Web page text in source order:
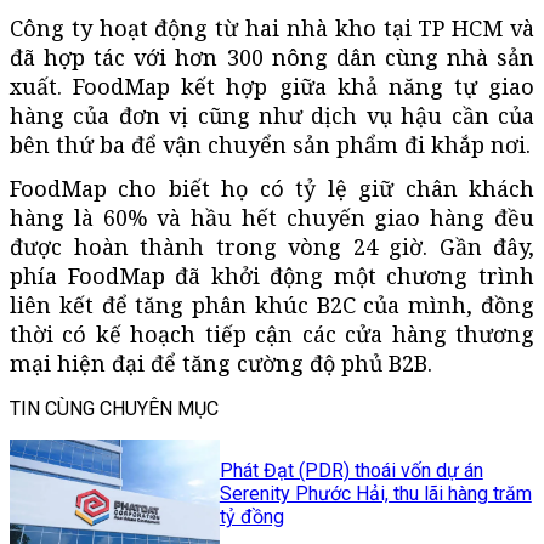
Công ty hoạt động từ hai nhà kho tại TP HCM và
đã hợp tác với hơn 300 nông dân cùng nhà sản
xuất. FoodMap kết hợp giữa khả năng tự giao
hàng của đơn vị cũng như dịch vụ hậu cần của
bên thứ ba để vận chuyển sản phẩm đi khắp nơi.
FoodMap cho biết họ có tỷ lệ giữ chân khách
hàng là 60% và hầu hết chuyến giao hàng đều
được hoàn thành trong vòng 24 giờ. Gần đây,
phía FoodMap đã khởi động một chương trình
liên kết để tăng phân khúc B2C của mình, đồng
thời có kế hoạch tiếp cận các cửa hàng thương
mại hiện đại để tăng cường độ phủ B2B.
TIN CÙNG CHUYÊN MỤC
Phát Đạt (PDR) thoái vốn dự án
Serenity Phước Hải, thu lãi hàng trăm
tỷ đồng